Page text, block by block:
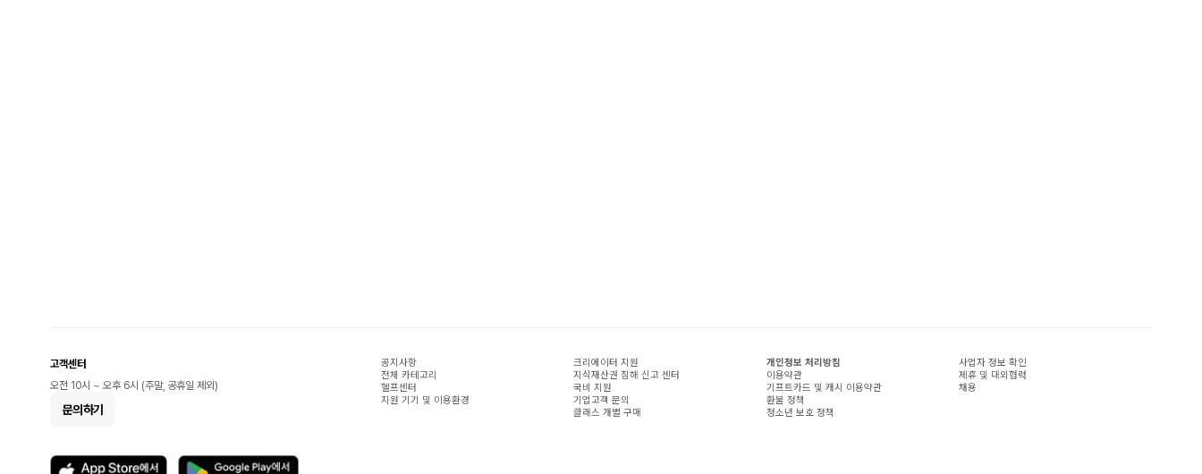
고객센터
오전 10시 ~ 오후 6시 (주말, 공휴일 제외)
문의하기
공지사항
전체 카테고리
헬프센터
지원 기기 및 이용환경
크리에이터 지원
지식재산권 침해 신고 센터
국비 지원
기업고객 문의
클래스 개별 구매
개인정보 처리방침
이용약관
기프트카드 및 캐시 이용약관
환불 정책
청소년 보호 정책
사업자 정보 확인
제휴 및 대외협력
채용